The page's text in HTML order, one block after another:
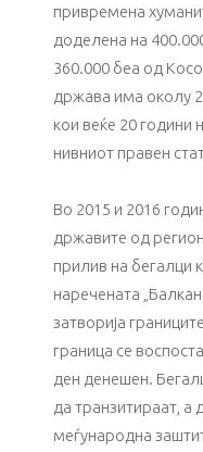
привремена
доделена на
360.000 беа од
држава има околу
кои веќе 20 години
нивниот правен
Во 2015 и 2016
државите од
прилив на бегалци
наречената
затворија
граница се
ден денешен.
да транзитираат, а
меѓународна